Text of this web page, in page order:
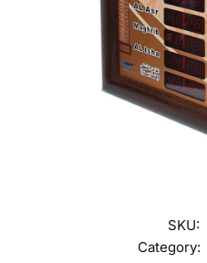
SKU:
Category: